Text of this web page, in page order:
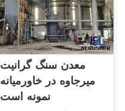
معدن سنگ گرانیت
میرجاوه در خاورمیانه
نمونه است